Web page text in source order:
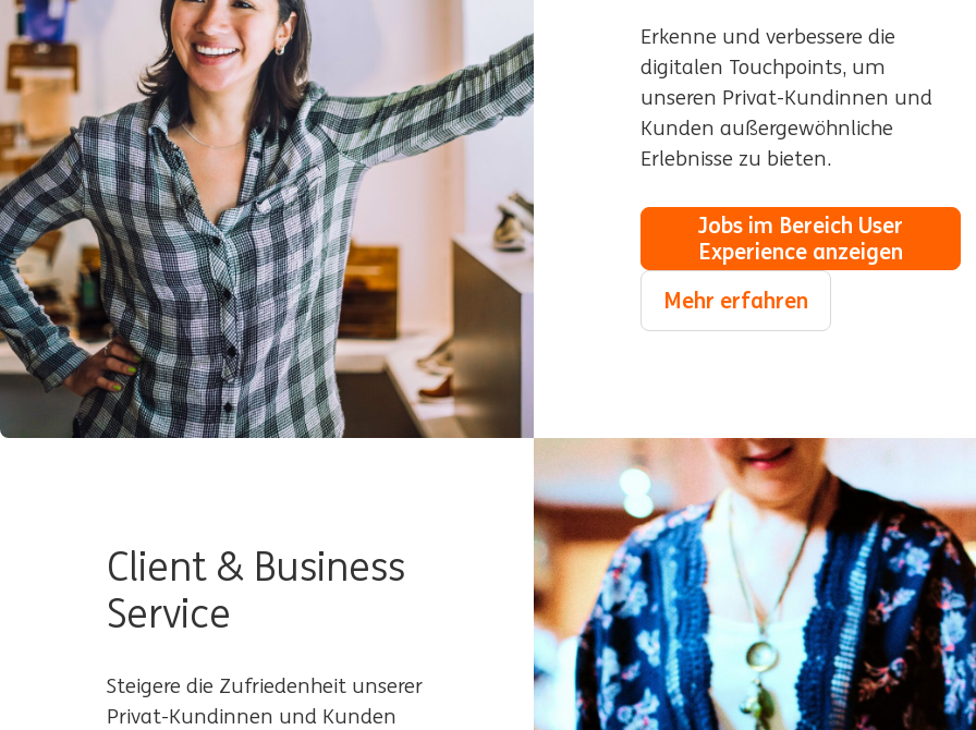
Erkenne und verbessere die
digitalen Touchpoints, um
unseren Privat-Kundinnen und
Kunden außergewöhnliche
Erlebnisse zu bieten.
Jobs im Bereich User
Experience anzeigen
Mehr erfahren
Client & Business
Service
Steigere die Zufriedenheit unserer
Privat-Kundinnen und Kunden